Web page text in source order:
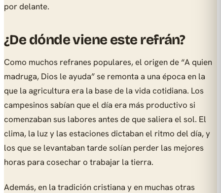
por delante.
¿De dónde viene este refrán?
Como muchos refranes populares, el origen de “A quien
madruga, Dios le ayuda” se remonta a una época en la
que la agricultura era la base de la vida cotidiana. Los
campesinos sabían que el día era más productivo si
comenzaban sus labores antes de que saliera el sol. El
clima, la luz y las estaciones dictaban el ritmo del día, y
los que se levantaban tarde solían perder las mejores
horas para cosechar o trabajar la tierra.
Además, en la tradición cristiana y en muchas otras